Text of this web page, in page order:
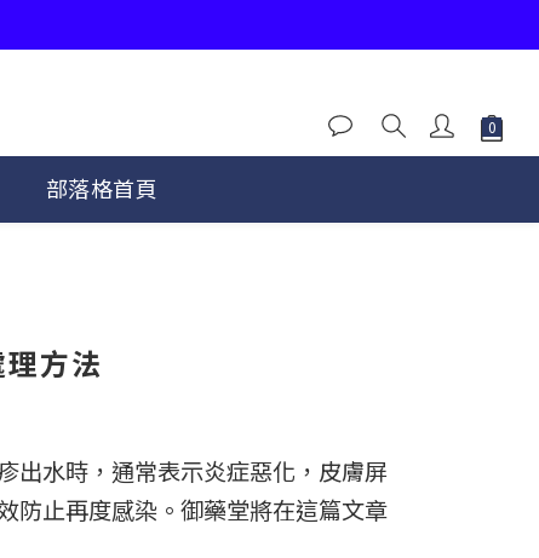
部落格首頁
方法
出水時，通常表示炎症惡化，皮膚屏
防止再度感染。御藥堂將在這篇文章